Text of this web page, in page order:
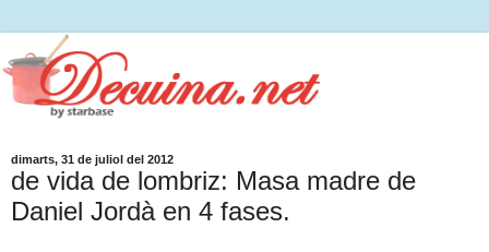
dimarts, 31 de juliol del 2012
de vida de lombriz: Masa madre de
Daniel Jordà en 4 fases.